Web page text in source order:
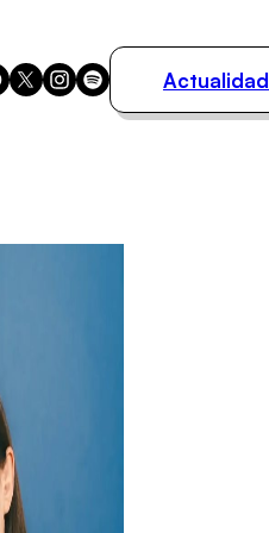
Actualidad